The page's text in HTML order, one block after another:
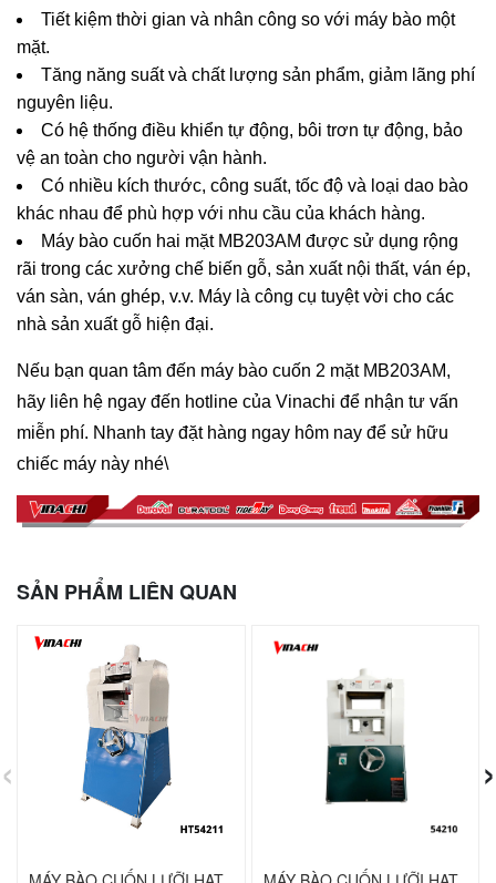
Tiết kiệm thời gian và nhân công so với máy bào một
mặt.
Tăng năng suất và chất lượng sản phẩm, giảm lãng phí
nguyên liệu.
Có hệ thống điều khiển tự động, bôi trơn tự động, bảo
vệ an toàn cho người vận hành.
Có nhiều kích thước, công suất, tốc độ và loại dao bào
khác nhau để phù hợp với nhu cầu của khách hàng.
Máy bào cuốn hai mặt MB203AM được sử dụng rộng
rãi trong các xưởng chế biến gỗ, sản xuất nội thất, ván ép,
ván sàn, ván ghép, v.v. Máy là công cụ tuyệt vời cho các
nhà sản xuất gỗ hiện đại.
Nếu bạn quan tâm đến máy bào cuốn 2 mặt MB203AM,
hãy liên hệ ngay đến hotline của Vinachi để nhận tư vấn
miễn phí. Nhanh tay đặt hàng ngay hôm nay để sử hữu
chiếc máy này nhé\
SẢN PHẨM LIÊN QUAN
‹ ›